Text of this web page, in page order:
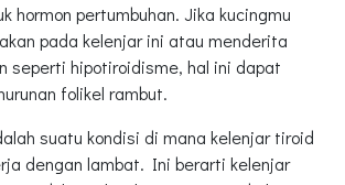
hormon pertumbuhan. Jika kucingmu
pada kelenjar ini atau menderita
seperti hipotiroidisme, hal ini dapat
folikel rambut.
suatu kondisi di mana kelenjar tiroid
dengan lambat. Ini berarti kelenjar